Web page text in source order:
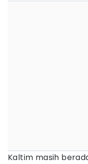
Kaltim masih